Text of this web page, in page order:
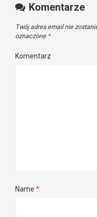
Komentarze
Twój adres email nie
oznaczone *
Komentarz
Name *